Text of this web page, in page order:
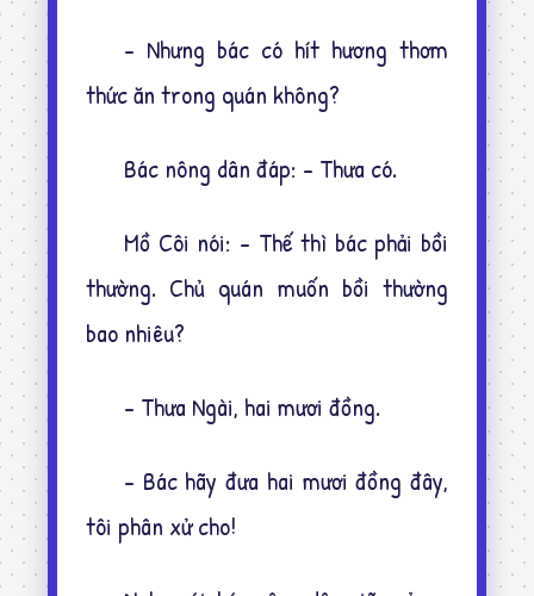
- Nhưng bác có hít hương thơm
thức ăn trong quán không?
Bác nông dân đáp: - Thưa có.
Mồ Côi nói: - Thế thì bác phải bồi
thường. Chủ quán muốn bồi thường
bao nhiêu?
- Thưa Ngài, hai mươi đồng.
- Bác hãy đưa hai mươi đồng đây,
tôi phân xử cho!